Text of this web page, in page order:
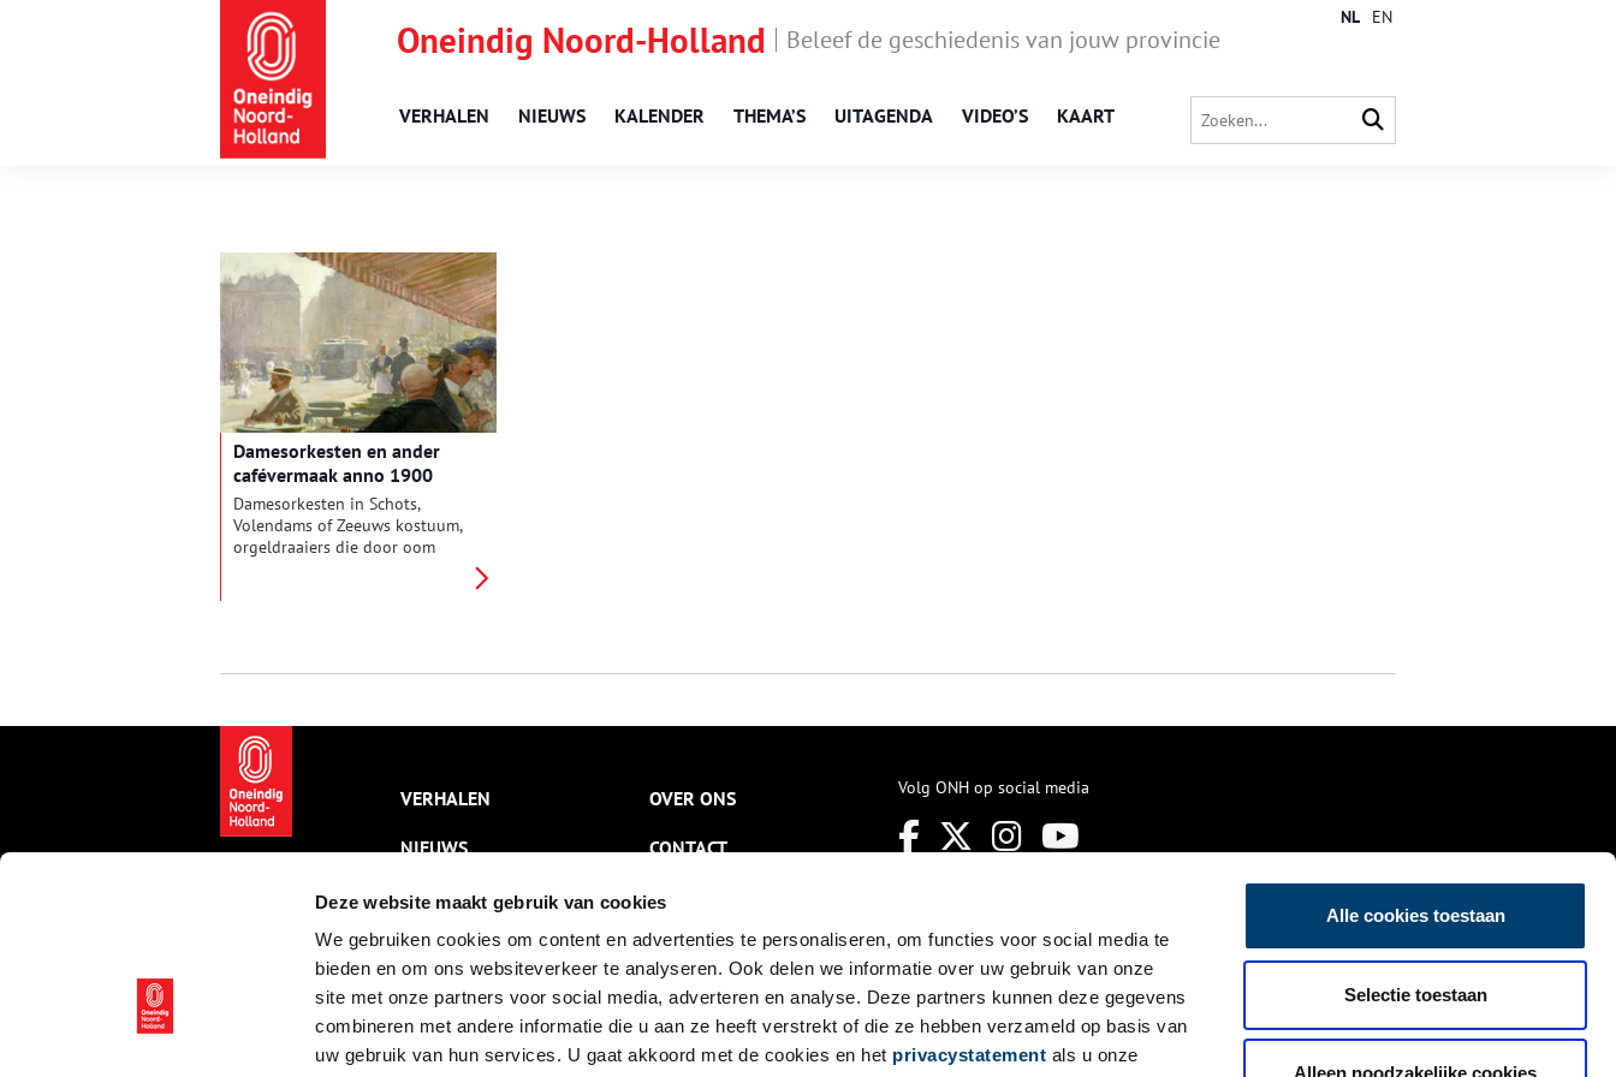
Deze website maakt gebruik van cookies
We gebruiken cookies om content en advertenties te personaliseren, om functies voor social media te
bieden en om ons websiteverkeer te analyseren. Ook delen we informatie over uw gebruik van onze
site met onze partners voor social media, adverteren en analyse. Deze partners kunnen deze gegevens
combineren met andere informatie die u aan ze heeft verstrekt of die ze hebben verzameld op basis van
uw gebruik van hun services. U gaat akkoord met de cookies en het privacystatement als u onze
Alle cookies toestaan
Selectie toestaan
Alleen noodzakelijke cookies
Oneindig Noord-Holland Beleef de geschiedenis van jouw provincie
VERHALEN NIEUWS KALENDER THEMA’S UITAGENDA VIDEO’S KAART
NL EN
Damesorkesten en ander
cafévermaak anno 1900
Damesorkesten in Schots,
Volendams of Zeeuws kostuum,
orgeldraaiers die door oom
VERHALEN
NIEUWS
KALENDER
THEMA’S
ACTIVITEITEN
VIDEO’S
OVER ONS
CONTACT
NIEUWSBRIEF
DISCLAIMER
PRIVACY
TOEGANKELIJKHEID
Volg ONH op social media